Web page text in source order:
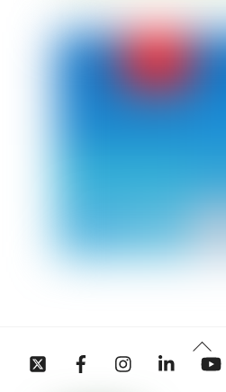
Back
To
Twitter Facebook InstagramLinkedin